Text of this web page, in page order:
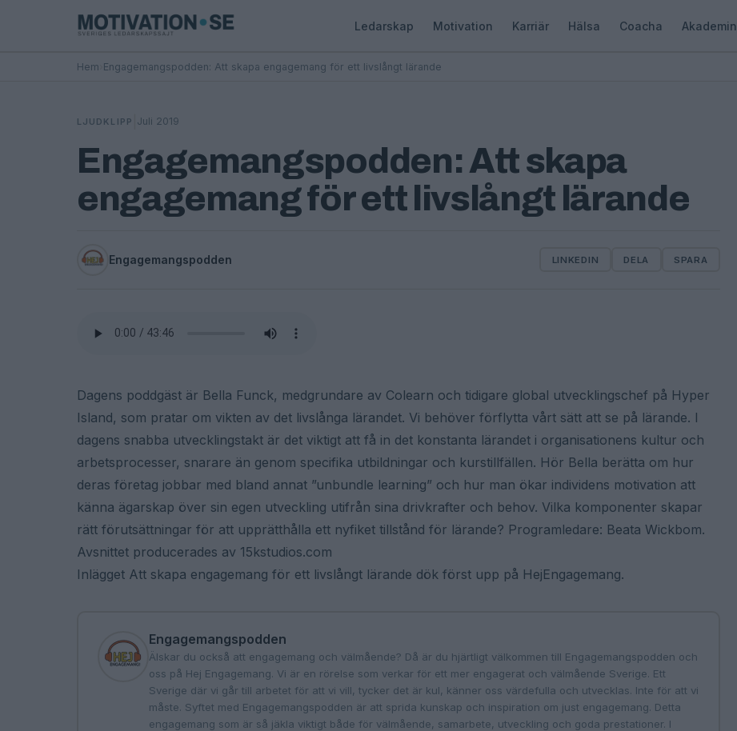
Ledarskap Motivation Karriär Hälsa Coacha Akademin
Hem Engagemangspodden: Att skapa engagemang för ett livslångt lärande
LJUDKLIPP Juli 2019
Engagemangspodden: Att skapa
engagemang för ett livslångt lärande
Engagemangspodden LINKEDIN DELA SPARA
Dagens poddgäst är Bella Funck, medgrundare av Colearn och tidigare global utvecklingschef på Hyper
Island, som pratar om vikten av det livslånga lärandet. Vi behöver förflytta vårt sätt att se på lärande. I
dagens snabba utvecklingstakt är det viktigt att få in det konstanta lärandet i organisationens kultur och
arbetsprocesser, snarare än genom specifika utbildningar och kurstillfällen. Hör Bella berätta om hur
deras företag jobbar med bland annat ”unbundle learning” och hur man ökar individens motivation att
känna ägarskap över sin egen utveckling utifrån sina drivkrafter och behov. Vilka komponenter skapar
rätt förutsättningar för att upprätthålla ett nyfiket tillstånd för lärande? Programledare: Beata Wickbom.
Avsnittet producerades av 15kstudios.com
Inlägget Att skapa engagemang för ett livslångt lärande dök först upp på HejEngagemang.
Engagemangspodden
Älskar du också att engagemang och välmående? Då är du hjärtligt välkommen till Engagemangspodden och
oss på Hej Engagemang. Vi är en rörelse som verkar för ett mer engagerat och välmående Sverige. Ett
Sverige där vi går till arbetet för att vi vill, tycker det är kul, känner oss värdefulla och utvecklas. Inte för att vi
måste. Syftet med Engagemangspodden är att sprida kunskap och inspiration om just engagemang. Detta
engagemang som är så jäkla viktigt både för välmående, samarbete, utveckling och goda prestationer. I